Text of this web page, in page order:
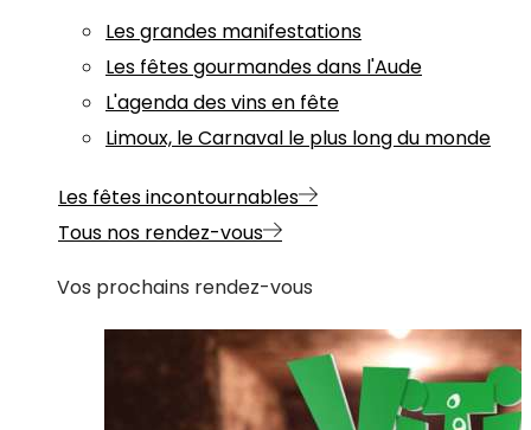
Les grandes manifestations
Les fêtes gourmandes dans l'Aude
L'agenda des vins en fête
Limoux, le Carnaval le plus long du monde
Les fêtes incontournables
Tous nos rendez-vous
Vos prochains rendez-vous